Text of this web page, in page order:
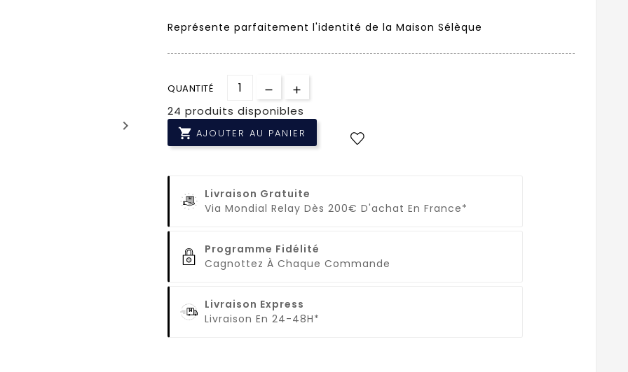
keyboard_arrow_right
Représente parfaitement l'identité de la Maison Sélèque
QUANTITÉ
24 produits disponibles
 AJOUTER AU PANIER
Livraison Gratuite
Via Mondial Relay Dès 200€ D'achat En France*
Programme Fidélité
Cagnottez À Chaque Commande
Livraison Express
Livraison En 24-48H*